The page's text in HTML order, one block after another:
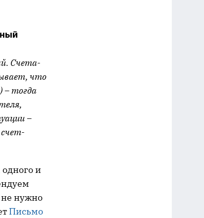
Счета-
что
– тогда
–
и
не нужно
Письмо